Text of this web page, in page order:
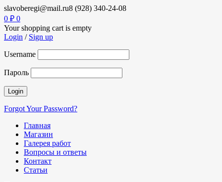
slavoberegi@mail.ru8 (928) 340-24-08
0 ₽ 0
Your shopping cart is empty
Login / Sign up
Username
Пароль
Forgot Your Password?
Главная
Магазин
Галерея работ
Вопросы и ответы
Контакт
Статьи